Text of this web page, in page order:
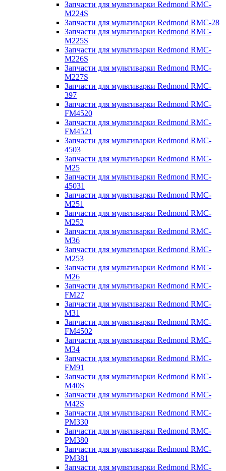
Запчасти для мультиварки Redmond RMC-
M224S
Запчасти для мультиварки Redmond RMC-28
Запчасти для мультиварки Redmond RMC-
M225S
Запчасти для мультиварки Redmond RMC-
M226S
Запчасти для мультиварки Redmond RMC-
M227S
Запчасти для мультиварки Redmond RMC-
397
Запчасти для мультиварки Redmond RMC-
FM4520
Запчасти для мультиварки Redmond RMC-
FM4521
Запчасти для мультиварки Redmond RMC-
4503
Запчасти для мультиварки Redmond RMC-
M25
Запчасти для мультиварки Redmond RMC-
45031
Запчасти для мультиварки Redmond RMC-
M251
Запчасти для мультиварки Redmond RMC-
M252
Запчасти для мультиварки Redmond RMC-
M36
Запчасти для мультиварки Redmond RMC-
M253
Запчасти для мультиварки Redmond RMC-
M26
Запчасти для мультиварки Redmond RMC-
FM27
Запчасти для мультиварки Redmond RMC-
M31
Запчасти для мультиварки Redmond RMC-
FM4502
Запчасти для мультиварки Redmond RMC-
M34
Запчасти для мультиварки Redmond RMC-
FM91
Запчасти для мультиварки Redmond RMC-
M40S
Запчасти для мультиварки Redmond RMC-
M42S
Запчасти для мультиварки Redmond RMC-
PM330
Запчасти для мультиварки Redmond RMC-
PM380
Запчасти для мультиварки Redmond RMC-
PM381
Запчасти для мультиварки Redmond RMC-